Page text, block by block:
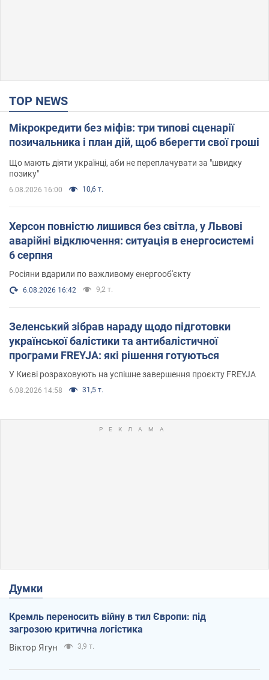
TOP NEWS
Мікрокредити без міфів: три типові сценарії
позичальника і план дій, щоб вберегти свої гроші
Що мають діяти українці, аби не переплачувати за "швидку
позику"
6.08.2026 16:00 10,6 т.
Херсон повністю лишився без світла, у Львові
аварійні відключення: ситуація в енергосистемі
6 серпня
Росіяни вдарили по важливому енергооб'єкту
6.08.2026 16:42 9,2 т.
Зеленський зібрав нараду щодо підготовки
української балістики та антибалістичної
програми FREYJA: які рішення готуються
У Києві розраховують на успішне завершення проєкту FREYJA
6.08.2026 14:58 31,5 т.
Думки
Кремль переносить війну в тил Європи: під
загрозою критична логістика
Віктор Ягун 3,9 т.